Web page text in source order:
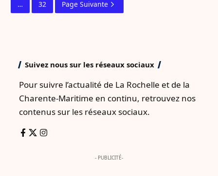
… 32 Page Suivante
Suivez nous sur les réseaux sociaux
Pour suivre l’actualité de La Rochelle et de la
Charente-Maritime en continu, retrouvez nos
contenus sur les réseaux sociaux.
- PUBLICITÉ-